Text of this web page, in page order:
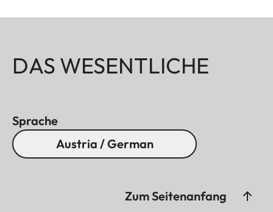
DAS WESENTLICHE
Sprache
Austria / German
Zum Seitenanfang